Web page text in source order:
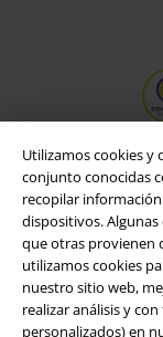
Utilizamos cookies y
conjunto conocidas
recopilar
dispositivos.
que otras provienen
utilizamos cookies
nuestro sitio web,
realizar análisis y
personalizados) en